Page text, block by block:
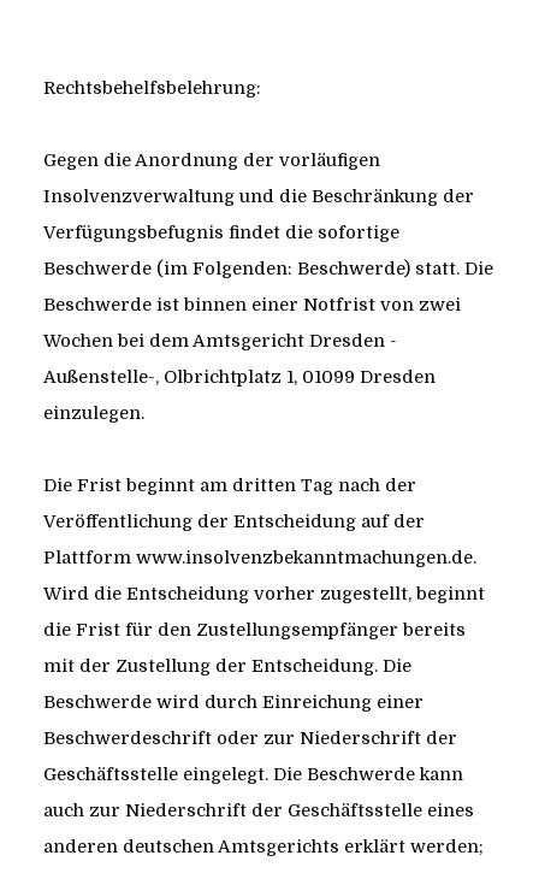
Rechtsbehelfsbelehrung:
Gegen die Anordnung der vorläufigen
Insolvenzverwaltung und die Beschränkung der
Verfügungsbefugnis findet die sofortige
Beschwerde (im Folgenden: Beschwerde) statt. Die
Beschwerde ist binnen einer Notfrist von zwei
Wochen bei dem Amtsgericht Dresden -
Außenstelle-, Olbrichtplatz 1, 01099 Dresden
einzulegen.
Die Frist beginnt am dritten Tag nach der
Veröffentlichung der Entscheidung auf der
Plattform www.insolvenzbekanntmachungen.de.
Wird die Entscheidung vorher zugestellt, beginnt
die Frist für den Zustellungsempfänger bereits
mit der Zustellung der Entscheidung. Die
Beschwerde wird durch Einreichung einer
Beschwerdeschrift oder zur Niederschrift der
Geschäftsstelle eingelegt. Die Beschwerde kann
auch zur Niederschrift der Geschäftsstelle eines
anderen deutschen Amtsgerichts erklärt werden;